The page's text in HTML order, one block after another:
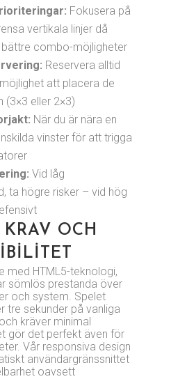
Fokusera på
vertikala linjer då
combo-möjligheter
Reservera alltid
att placera de
(3×3 eller 2×3)
När du är nära en
vinster för att trigga
Vid låg
ta högre risker – vid hög
OCH
med HTML5-teknologi,
sömlös prestanda över
och system. Spelet
tre sekunder på vanliga
kräver minimal
gör det perfekt även för
Vår responsiva design
användargränssnittet
oavsett